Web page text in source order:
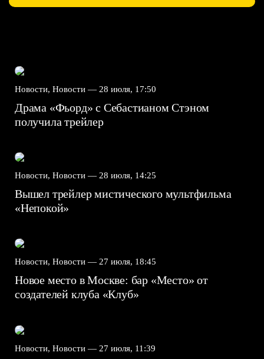
Новости, Новости — 28 июля, 17:50
Драма «Фьорд» с Себастианом Стэном
получила трейлер
Новости, Новости — 28 июля, 14:25
Вышел трейлер мистического мультфильма
«Непокой»
Новости, Новости — 27 июля, 18:45
Новое место в Москве: бар «Место» от
создателей клуба «Клуб»
Новости, Новости — 27 июля, 11:39